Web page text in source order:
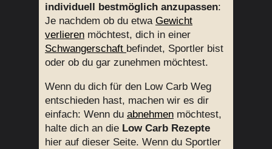
individuell bestmöglich anzupassen:
Je nachdem ob du etwa Gewicht
verlieren möchtest, dich in einer
Schwangerschaft befindet, Sportler bist
oder ob du gar zunehmen möchtest.
Wenn du dich für den Low Carb Weg
entschieden hast, machen wir es dir
einfach: Wenn du abnehmen möchtest,
halte dich an die Low Carb Rezepte
hier auf dieser Seite. Wenn du Sportler